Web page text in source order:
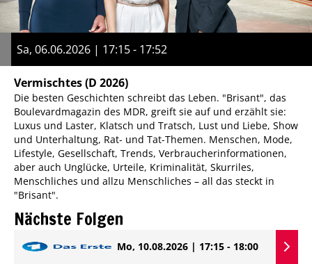
Sa, 06.06.2026 | 17:15 - 17:52
Vermischtes(D 2026)
Die besten Geschichten schreibt das Leben. "Brisant", das
Boulevardmagazin des MDR, greift sie auf und erzählt sie:
Luxus und Laster, Klatsch und Tratsch, Lust und Liebe, Show
und Unterhaltung, Rat- und Tat-Themen. Menschen, Mode,
Lifestyle, Gesellschaft, Trends, Verbraucherinformationen,
aber auch Unglücke, Urteile, Kriminalität, Skurriles,
Menschliches und allzu Menschliches – all das steckt in
"Brisant".
Nächste Folgen
Mo, 10.08.2026 | 17:15 - 18:00